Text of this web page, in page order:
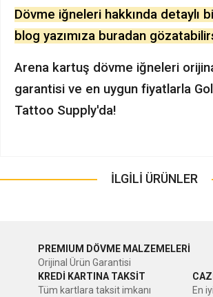
Dövme iğneleri hakkında detaylı
blog yazımıza buradan
Arena kartuş dövme iğneleri
garantisi ve en uygun fiyatlarla
Tattoo Supply'da!
Bu ürüne ilk yorumu siz yapın!
konularda yetersiz gördüğünüz noktaları öneri
Ürün resmi kalitesiz, bozuk veya
Ürün açıklamasında eksik bilgiler bulunuyor.
Ürün bilgilerinde hatalar bulunuyor.
İLGİLİ ÜRÜNLER
PREMIUM DÖVME MALZEMELERİ
Orijinal Ürün Garantisi
KREDİ KARTINA TAKSİT
Tüm kartlara taksit imkanı
En